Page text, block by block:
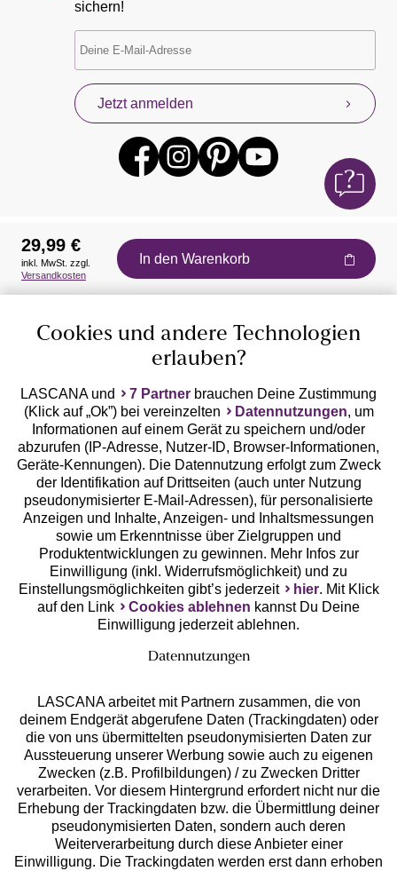
sichern!
Jetzt anmelden
Auszeichnungen
Geprüfte Sicherheit
Unsere Apps
Services
Beratung
Über uns
29,99 €
inkl. MwSt. zzgl.
Versandkosten
In den Warenkorb
Cookies und andere Technologien
erlauben?
LASCANA und 7 Partner brauchen Deine Zustimmung
(Klick auf „Ok”) bei vereinzelten
Datennutzungen, um
Informationen auf einem Gerät zu speichern und/oder
abzurufen (IP-Adresse, Nutzer-ID, Browser-Informationen,
Geräte-Kennungen). Die Datennutzung erfolgt zum Zweck
der Identifikation auf Drittseiten (auch unter Nutzung
pseudonymisierter E-Mail-Adressen), für personalisierte
Anzeigen und Inhalte, Anzeigen- und Inhaltsmessungen
sowie um Erkenntnisse über Zielgruppen und
Produktentwicklungen zu gewinnen. Mehr Infos zur
Einwilligung (inkl. Widerrufsmöglichkeit) und zu
Einstellungsmöglichkeiten gibt’s jederzeit
hier. Mit Klick
auf den Link
Cookies ablehnen kannst Du Deine
Einwilligung jederzeit ablehnen.
Datennutzungen
LASCANA arbeitet mit Partnern zusammen, die von
deinem Endgerät abgerufene Daten (Trackingdaten) oder
die von uns übermittelten pseudonymisierten Daten zur
Aussteuerung unserer Werbung sowie auch zu eigenen
Zwecken (z.B. Profilbildungen) / zu Zwecken Dritter
verarbeiten. Vor diesem Hintergrund erfordert nicht nur die
Erhebung der Trackingdaten bzw. die Übermittlung deiner
pseudonymisierten Daten, sondern auch deren
Weiterverarbeitung durch diese Anbieter einer
Einwilligung. Die Trackingdaten werden erst dann erhoben